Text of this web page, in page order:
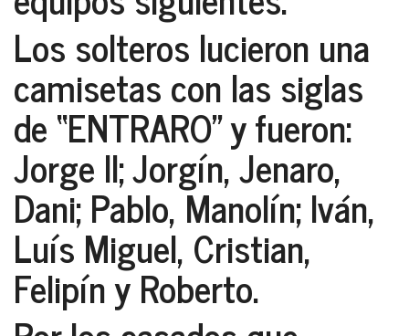
Los solteros lucieron una
camisetas con las siglas
de “ENTRARO” y fueron:
Jorge II; Jorgín, Jenaro,
Dani; Pablo, Manolín; Iván,
Luís Miguel, Cristian,
Felipín y Roberto.